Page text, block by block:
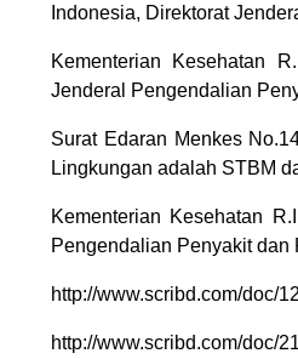
Indonesia, Direktorat
Kementerian Kesehatan
Jenderal Pengendalian
Surat Edaran Menkes
Lingkungan adalah STBM
Kementerian Kesehatan
Pengendalian Penyakit dan
http://www.scribd.com/doc/
http://www.scribd.com/doc/